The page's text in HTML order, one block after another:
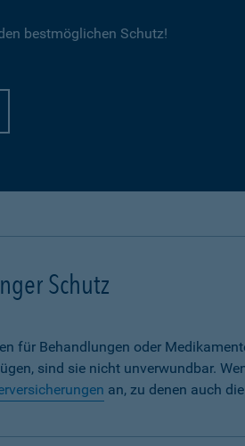
bestmöglichen Schutz!
Schutz
für Behandlungen oder
sind sie nicht unverwundbar.
an, zu denen auch